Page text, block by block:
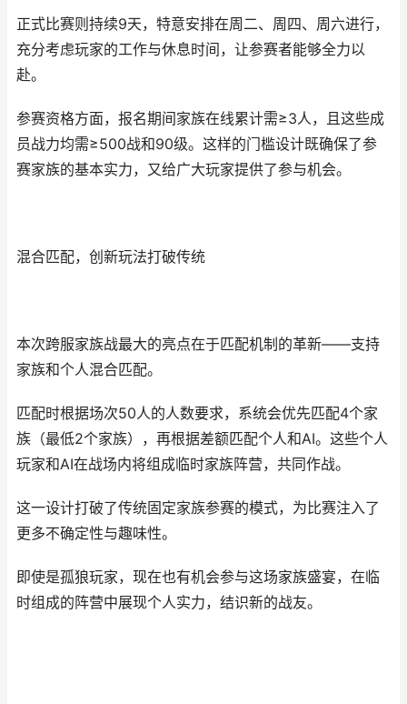
正式比赛则持续9天，特意安排在周二、周四、周六进行，
充分考虑玩家的工作与休息时间，让参赛者能够全力以
赴。
参赛资格方面，报名期间家族在线累计需≥3人，且这些成
员战力均需≥500战和90级。这样的门槛设计既确保了参
赛家族的基本实力，又给广大玩家提供了参与机会。
混合匹配，创新玩法打破传统
本次跨服家族战最大的亮点在于匹配机制的革新——支持
家族和个人混合匹配。
匹配时根据场次50人的人数要求，系统会优先匹配4个家
族（最低2个家族），再根据差额匹配个人和AI。这些个人
玩家和AI在战场内将组成临时家族阵营，共同作战。
这一设计打破了传统固定家族参赛的模式，为比赛注入了
更多不确定性与趣味性。
即使是孤狼玩家，现在也有机会参与这场家族盛宴，在临
时组成的阵营中展现个人实力，结识新的战友。